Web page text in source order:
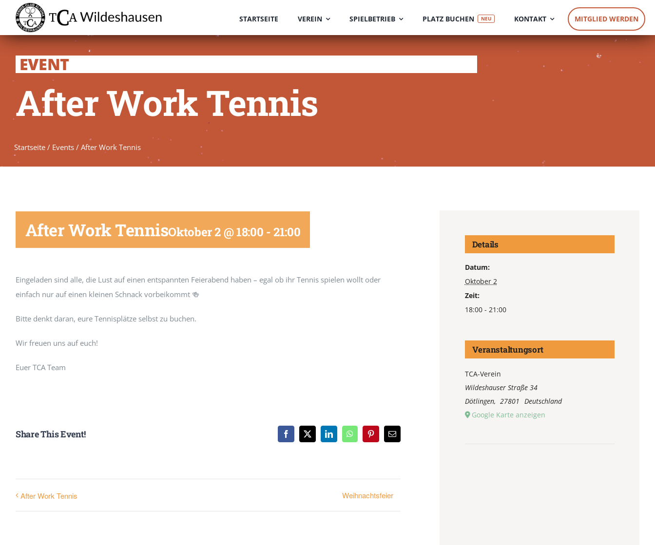
Inhalt
springen
STARTSEITE VEREIN SPIELBETRIEB PLATZ BUCHEN NEU KONTAKT MITGLIED WERDEN
EVENT
After Work Tennis
Startseite / Events / After Work Tennis
After Work TennisOktober 2 @ 18:00 -21:00
Eingeladen sind alle, die Lust auf einen entspannten Feierabend haben – egal ob ihr Tennis spielen wollt oder
einfach nur auf einen kleinen Schnack vorbeikommt 🍻
Bitte denkt daran, eure Tennisplätze selbst zu buchen.
Wir freuen uns auf euch!
Euer TCA Team
Share This Event! Facebook
X LinkedInWhatsAppPinterest
E-
Mail
After Work Tennis Weihnachtsfeier
Details
Datum:
Oktober 2
Zeit:
18:00 - 21:00
Veranstaltungsort
TCA-Verein
Wildeshauser Straße 34
Dötlingen, 27801
Deutschland
Google Karte anzeigen